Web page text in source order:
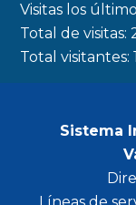
Visitas los
Total de visitas:
Total visitantes:
Sistema
Líneas de